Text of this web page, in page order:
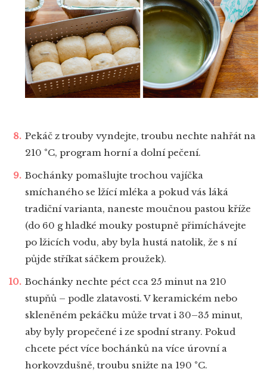
Pekáč z trouby vyndejte, troubu nechte nahřát na
210 °C, program horní a dolní pečení.
Bochánky pomašlujte trochou vajíčka
smíchaného se lžící mléka a pokud vás láká
tradiční varianta, naneste moučnou pastou kříže
(do 60 g hladké mouky postupně přimíchávejte
po lžicích vodu, aby byla hustá natolik, že s ní
půjde stříkat sáčkem proužek).
Bochánky nechte péct cca 25 minut na 210
stupňů – podle zlatavosti. V keramickém nebo
skleněném pekáčku může trvat i 30–35 minut,
aby byly propečené i ze spodní strany. Pokud
chcete péct více bochánků na více úrovní a
horkovzdušně, troubu snižte na 190 °C.